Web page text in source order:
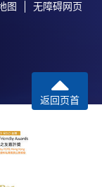
图 无障碍网页
返回页首